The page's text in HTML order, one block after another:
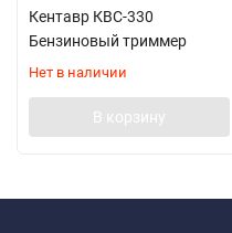
Кентавр КВС-330
Бензиновый триммер
Нет в наличии
В корзину